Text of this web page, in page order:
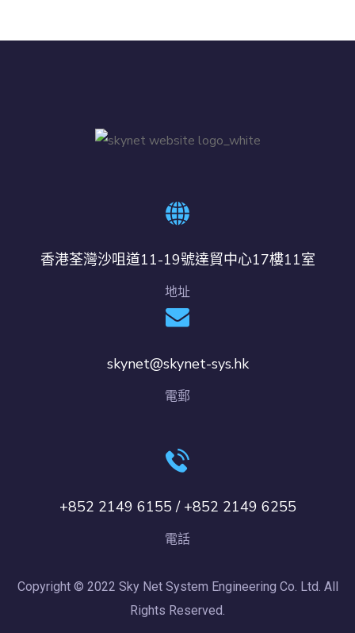
香港荃灣沙咀道11-19號達貿中心17樓11室
地址
skynet@skynet-sys.hk
電郵
+852 2149 6155 / +852 2149 6255
電話
Copyright © 2022 Sky Net System Engineering Co. Ltd. All
Rights Reserved.